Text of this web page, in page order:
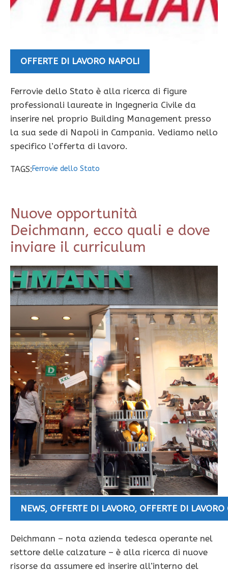
OFFERTE DI LAVORO NAPOLI
Ferrovie dello Stato è alla ricerca di figure
professionali laureate in Ingegneria Civile da
inserire nel proprio Building Management presso
la sua sede di Napoli in Campania. Vediamo nello
specifico l’offerta di lavoro.
TAGS:Ferrovie dello Stato
Nuove opportunità
Deichmann, ecco quali e dove
inviare il curriculum
NEWS, OFFERTE DI LAVORO, OFFERTE DI
Deichmann – nota azienda tedesca operante nel
settore delle calzature – è alla ricerca di nuove
risorse da assumere ed inserire all’interno del